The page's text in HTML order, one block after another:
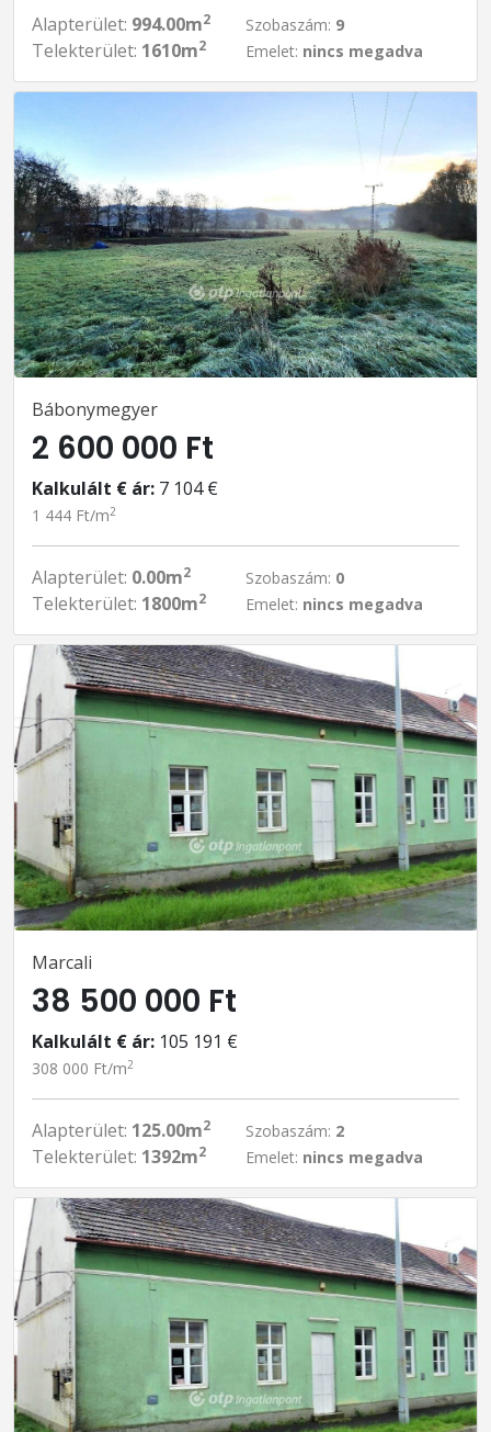
Alapterület: 994.00m2
Telekterület: 1610m2
Szobaszám: 9
Emelet: nincs megadva
Bábonymegyer
2 600 000 Ft
Kalkulált € ár: 7 104 €
1 444 Ft/m2
Alapterület: 0.00m2
Telekterület: 1800m2
Szobaszám: 0
Emelet: nincs megadva
Marcali
38 500 000 Ft
Kalkulált € ár: 105 191 €
308 000 Ft/m2
Alapterület: 125.00m2
Telekterület: 1392m2
Szobaszám: 2
Emelet: nincs megadva